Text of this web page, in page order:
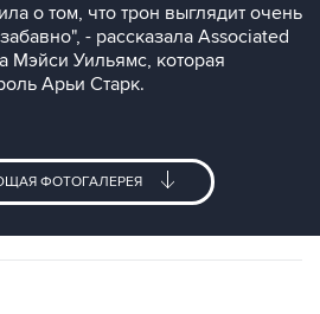
о том, что трон выглядит очень
- рассказала Associated
Мэйси Уильямс, которая
Арьи Старк.
ФОТОГАЛЕРЕЯ